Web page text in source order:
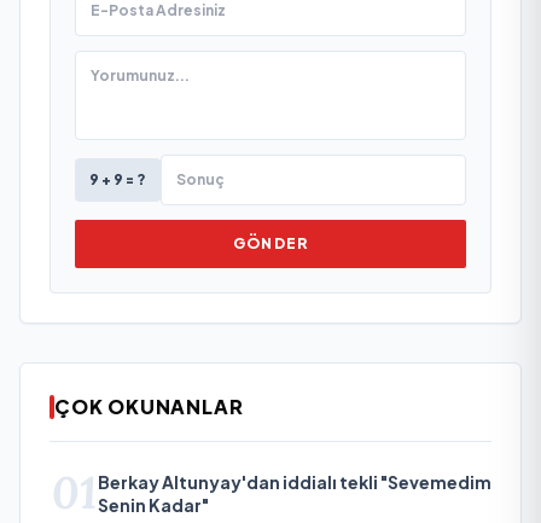
9 + 9 = ?
GÖNDER
ÇOK OKUNANLAR
01 Berkay Altunyay'dan iddialı tekli "Sevemedim
Senin Kadar"